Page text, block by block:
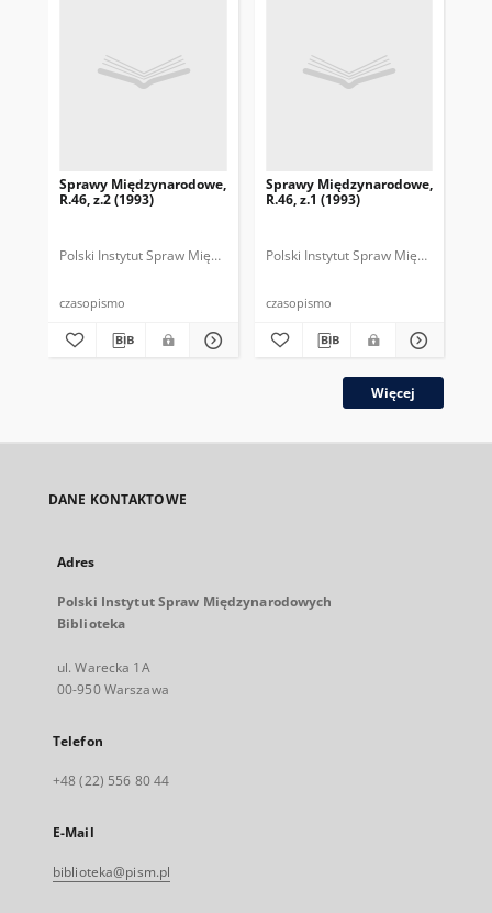
Sprawy Międzynarodowe,
R.46, z.2 (1993)
Polski Instytut Spraw Międzynarodowych. Polska Fundacja Spraw
czasopismo
Sprawy Międzynarodowe,
R.46, z.1 (1993)
Polski Instytut Spraw
czasopismo
Więcej
DANE KONTAKTOWE
Adres
Polski Instytut Spraw Międzynarodowych
Biblioteka
ul. Warecka 1A
00-950 Warszawa
Telefon
+48 (22) 556 80 44
E-Mail
biblioteka@pism.pl